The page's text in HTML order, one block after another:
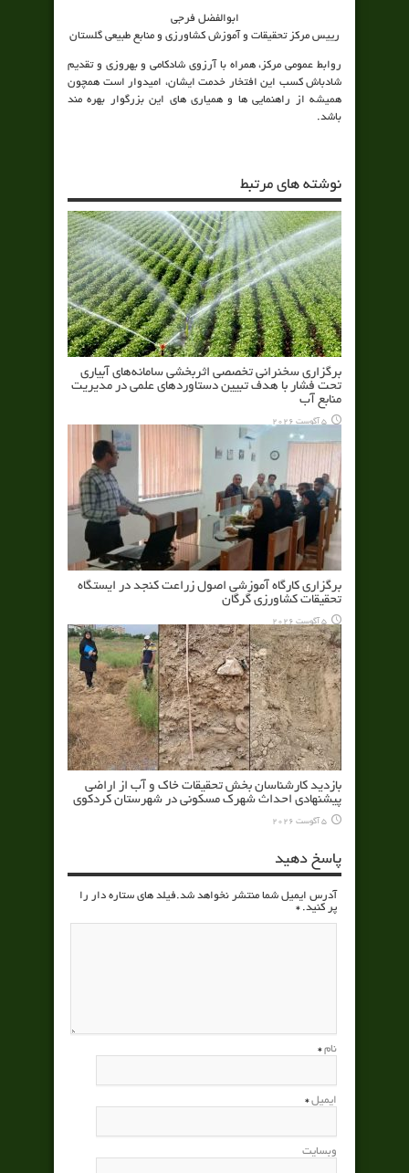
ابوالفضل فرجی
رییس مرکز تحقیقات و آموزش کشاورزی و منابع طبیعی گلستان
روابط عمومی مرکز، همراه با آرزوی شادکامی و بهروزی و تقدیم
شادباش کسب این افتخار خدمت ایشان، امیدوار است همچون
همیشه از راهنمایی ها و همیاری های این بزرگوار بهره مند
باشد.
نوشته های مرتبط
برگزاری سخنرانی تخصصی اثربخشی سامانه‌های آبیاری
تحت فشار با هدف تبیین دستاوردهای علمی در مدیریت
منابع آب
5 آگوست 2026
برگزاری کارگاه آموزشی اصول زراعت کنجد در ایستگاه
تحقیقات کشاورزی گرگان
5 آگوست 2026
بازدید کارشناسان بخش تحقیقات خاک و آب از اراضی
پیشنهادی احداث شهرک مسکونی در شهرستان کردکوی
5 آگوست 2026
پاسخ دهید
آدرس ایمیل شما منتشر نخواهد شد.فیلد های ستاره دار را
پر کنید.*
نام *
ایمیل *
وبسایت